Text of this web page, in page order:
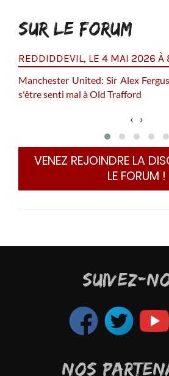
SUR LE FORUM
REDDIDDEVIL, LE 4 MAI 2026 À
Manchester United: Sir Alex
s'être senti mal à Old Trafford
‹ ›
VENEZ REJOINDRE LA
LE FORUM !
SUIVEZ-
NOS